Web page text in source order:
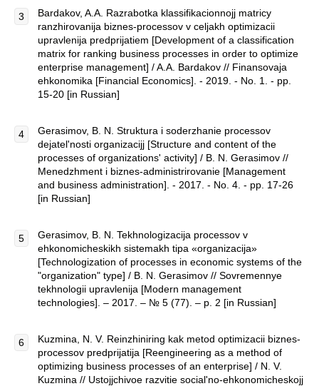
Bardakov, A.A. Razrabotka klassifikacionnojj matricy
ranzhirovanija biznes-processov v celjakh optimizacii
upravlenija predprijatiem [Development of a classification
matrix for ranking business processes in order to optimize
enterprise management] / A.A. Bardakov // Finansovaja
ehkonomika [Financial Economics]. - 2019. - No. 1. - pp.
15-20 [in Russian]
Gerasimov, B. N. Struktura i soderzhanie processov
dejatel'nosti organizacijj [Structure and content of the
processes of organizations' activity] / B. N. Gerasimov //
Menedzhment i biznes-administrirovanie [Management
and business administration]. - 2017. - No. 4. - pp. 17-26
[in Russian]
Gerasimov, B. N. Tekhnologizacija processov v
ehkonomicheskikh sistemakh tipa «organizacija»
[Technologization of processes in economic systems of the
"organization" type] / B. N. Gerasimov // Sovremennye
tekhnologii upravlenija [Modern management
technologies]. – 2017. – № 5 (77). – p. 2 [in Russian]
Kuzmina, N. V. Reinzhiniring kak metod optimizacii biznes-
processov predprijatija [Reengineering as a method of
optimizing business processes of an enterprise] / N. V.
Kuzmina // Ustojjchivoe razvitie social'no-ehkonomicheskojj